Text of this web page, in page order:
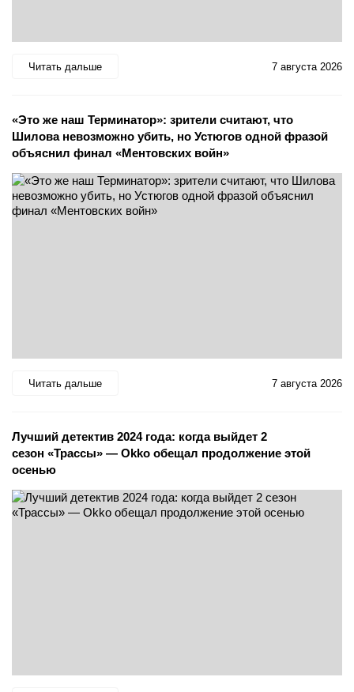
Читать дальше 7 августа 2026
«Это же наш Терминатор»: зрители считают, что
Шилова невозможно убить, но Устюгов одной фразой
объяснил финал «Ментовских войн»
Читать дальше 7 августа 2026
Лучший детектив 2024 года: когда выйдет 2
сезон «Трассы» — Okko обещал продолжение этой
осенью